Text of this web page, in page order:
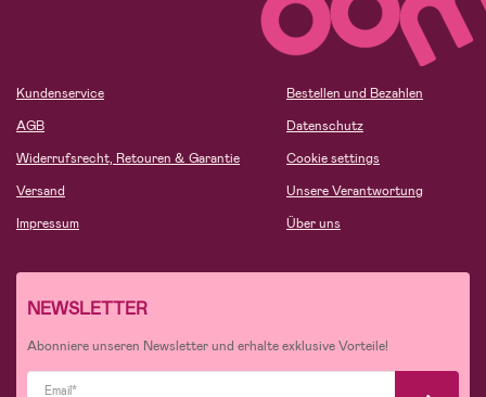
Kundenservice
AGB
Widerrufsrecht, Retouren & Garantie
Versand
Impressum
Bestellen und Bezahlen
Datenschutz
Cookie settings
Unsere Verantwortung
Über uns
NEWSLETTER
Abonniere unseren Newsletter und erhalte exklusive Vorteile!
Email*